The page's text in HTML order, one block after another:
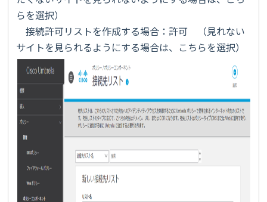
らを選択）
接続許可リストを作成する場合：許可 （見れない
サイトを見られるようにする場合は、こちらを選択）